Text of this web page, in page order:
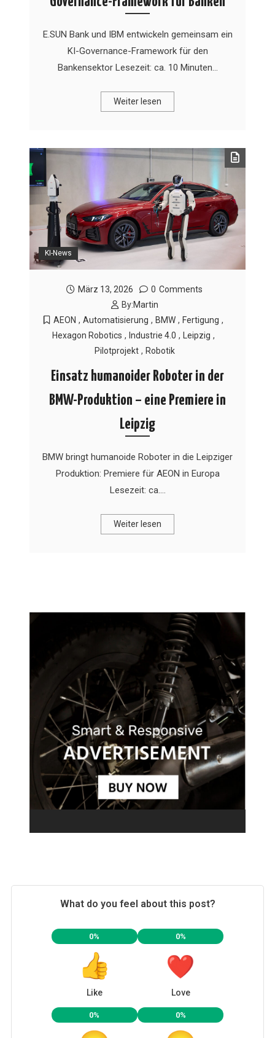
E.SUN Bank und IBM entwickeln gemeinsam ein
KI-Governance-Framework für den
Bankensektor Lesezeit: ca. 10 Minuten…
Weiter lesen
KI-News
März 13, 2026 0 Comments
By:Martin
AEON , Automatisierung , BMW , Fertigung ,
Hexagon Robotics , Industrie 4.0 , Leipzig ,
Pilotprojekt , Robotik
Einsatz humanoider Roboter in der
BMW-Produktion – eine Premiere in
Leipzig
BMW bringt humanoide Roboter in die Leipziger
Produktion: Premiere für AEON in Europa
Lesezeit: ca.…
Weiter lesen
What do you feel about this post?
0%
Like
0%
Love
0% 0%